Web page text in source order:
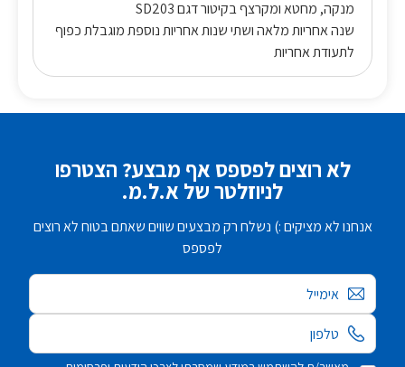
מנקה, מחטא ומקרצף בקיטור דגם SD203
שנה אחריות מלאה ושתי שנות אחריות נוספת מוגבלת כפוף
לתעודת אחריות
לא רוצים לפספס אף מבצע? הצטרפו
לניוזלטר של א.ל.מ.
אנחנו לא מציקים :) נשלח רק מבצעים שווים שאתם בטוח לא רוצים
לפספס
אימייל